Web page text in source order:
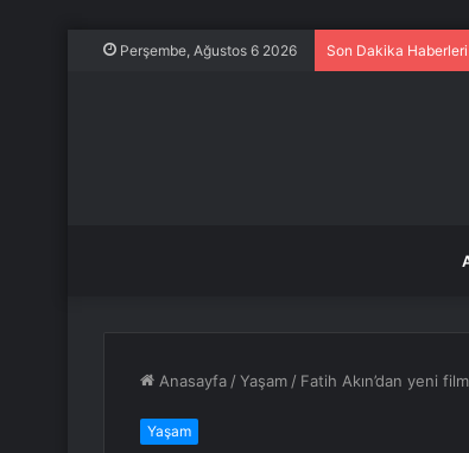
Perşembe, Ağustos 6 2026 Son Dakika Haberleri
Anasayfa /Yaşam / Fatih Akın’dan yeni
Yaşam